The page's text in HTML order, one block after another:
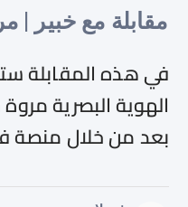
مقابلة مع خبير |
في هذه المقابلة
الهوية البصرية
بعد من خلال منصة